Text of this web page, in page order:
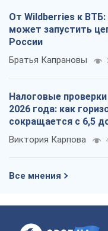
От Wildberries к ВТБ:
может запустить
России
Братья Капрановы
Налоговые
2026 года: как
сокращается с 6,5
Виктория Карпова
Все мнения